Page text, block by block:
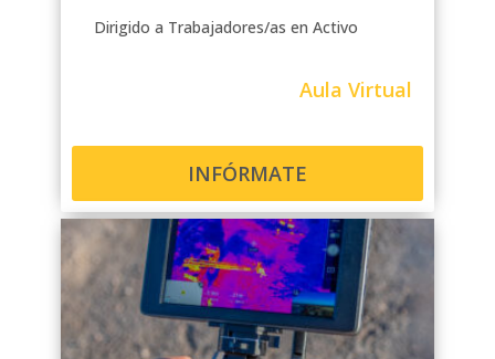
Dirigido a Trabajadores/as en Activo
Aula Virtual
INFÓRMATE